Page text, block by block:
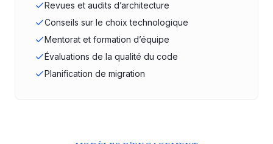
Revues et audits d’architecture
Conseils sur le choix technologique
Mentorat et formation d’équipe
Évaluations de la qualité du code
Planification de migration